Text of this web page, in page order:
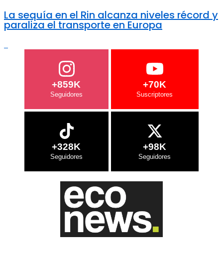
La sequía en el Rin alcanza niveles récord y
paraliza el transporte en Europa
+859K +70K
+328K +98K